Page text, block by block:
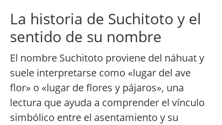
La historia de Suchitoto y el
sentido de su nombre
El nombre Suchitoto proviene del náhuat y
suele interpretarse como «lugar del ave
flor» o «lugar de flores y pájaros», una
lectura que ayuda a comprender el vínculo
simbólico entre el asentamiento y su